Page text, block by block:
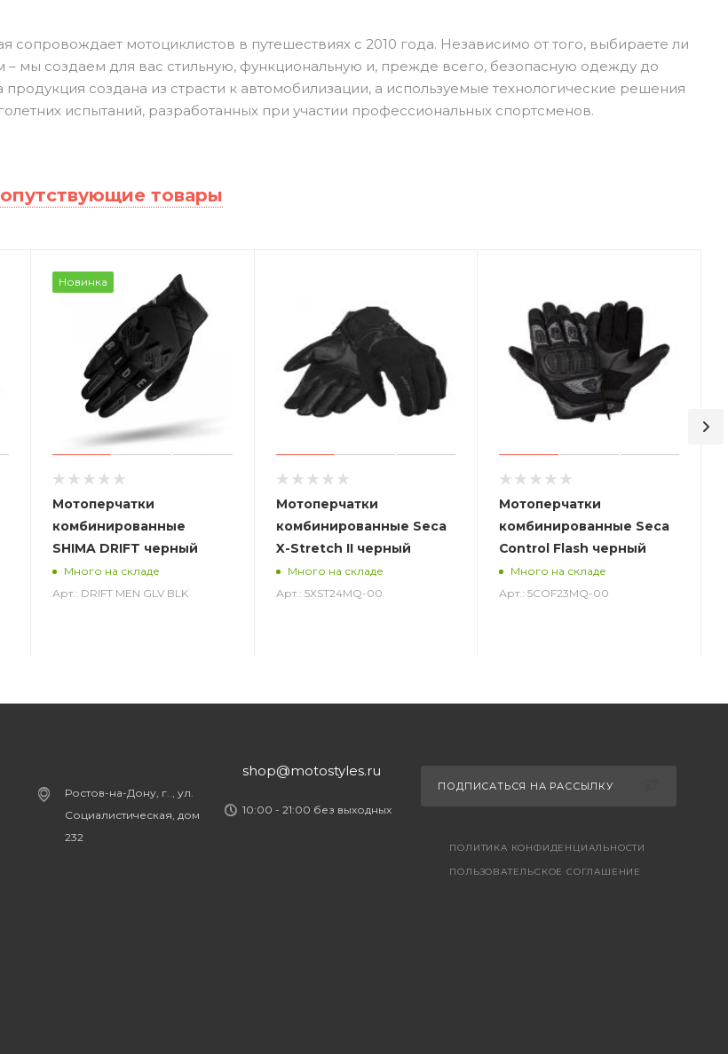
сопровождает мотоциклистов в путешествиях с 2010 года. Независимо от того, выбираете ли
– мы создаем для вас стильную, функциональную и, прежде всего, безопасную одежду до
создана из страсти к автомобилизации, а используемые технологические решения
испытаний, разработанных при участии профессиональных спортсменов.
товары
Новинка
Мотоперчатки
комбинированные
SHIMA DRIFT черный
Много на складе
Арт.: DRIFT MEN GLV BLK
Мотоперчатки
комбинированные Seca
X-Stretch II черный
Много на складе
Арт.: 5XST24MQ-00
Мотоперчатки
комбинированные Seca
Control Flash черный
Много на складе
Арт.: 5COF23MQ-00
Ростов-на-Дону, г. , ул.
Социалистическая, дом
232
shop@motostyles.ru
10:00 - 21:00 без выходных
ПОДПИСАТЬСЯ НА РАССЫЛКУ
ПОЛИТИКА КОНФИДЕНЦИАЛЬНОСТИ
ПОЛЬЗОВАТЕЛЬСКОЕ СОГЛАШЕНИЕ